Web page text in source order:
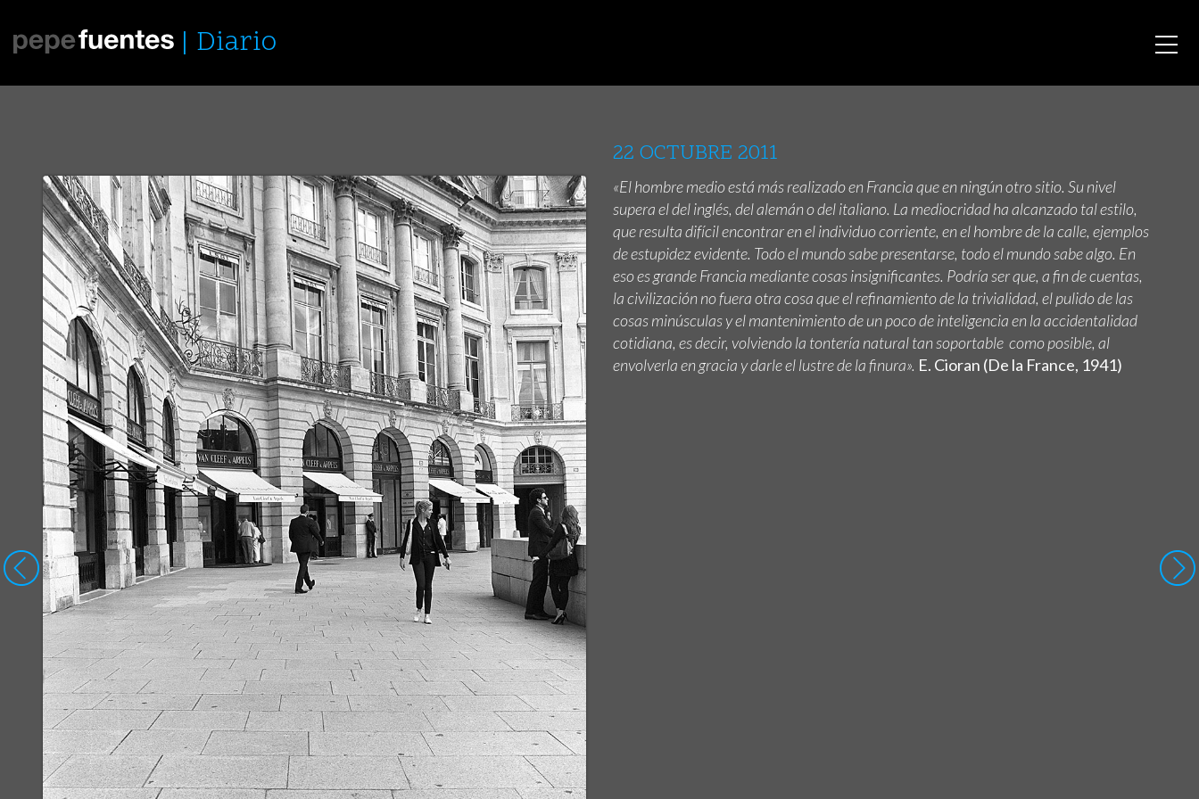
Diario
22 OCTUBRE 2011
«El hombre medio está más realizado en Francia que en ningún otro sitio. Su nivel
supera el del inglés, del alemán o del italiano. La mediocridad ha alcanzado tal estilo,
que resulta difícil encontrar en el individuo corriente, en el hombre de la calle, ejemplos
de estupidez evidente. Todo el mundo sabe presentarse, todo el mundo sabe algo. En
eso es grande Francia mediante cosas insignificantes. Podría ser que, a fin de cuentas,
la civilización no fuera otra cosa que el refinamiento de la trivialidad, el pulido de las
cosas minúsculas y el mantenimiento de un poco de inteligencia en la accidentalidad
cotidiana, es decir, volviendo la tontería natural tan soportable como posible, al
envolverla en gracia y darle el lustre de la finura». E. Cioran (De la France, 1941)